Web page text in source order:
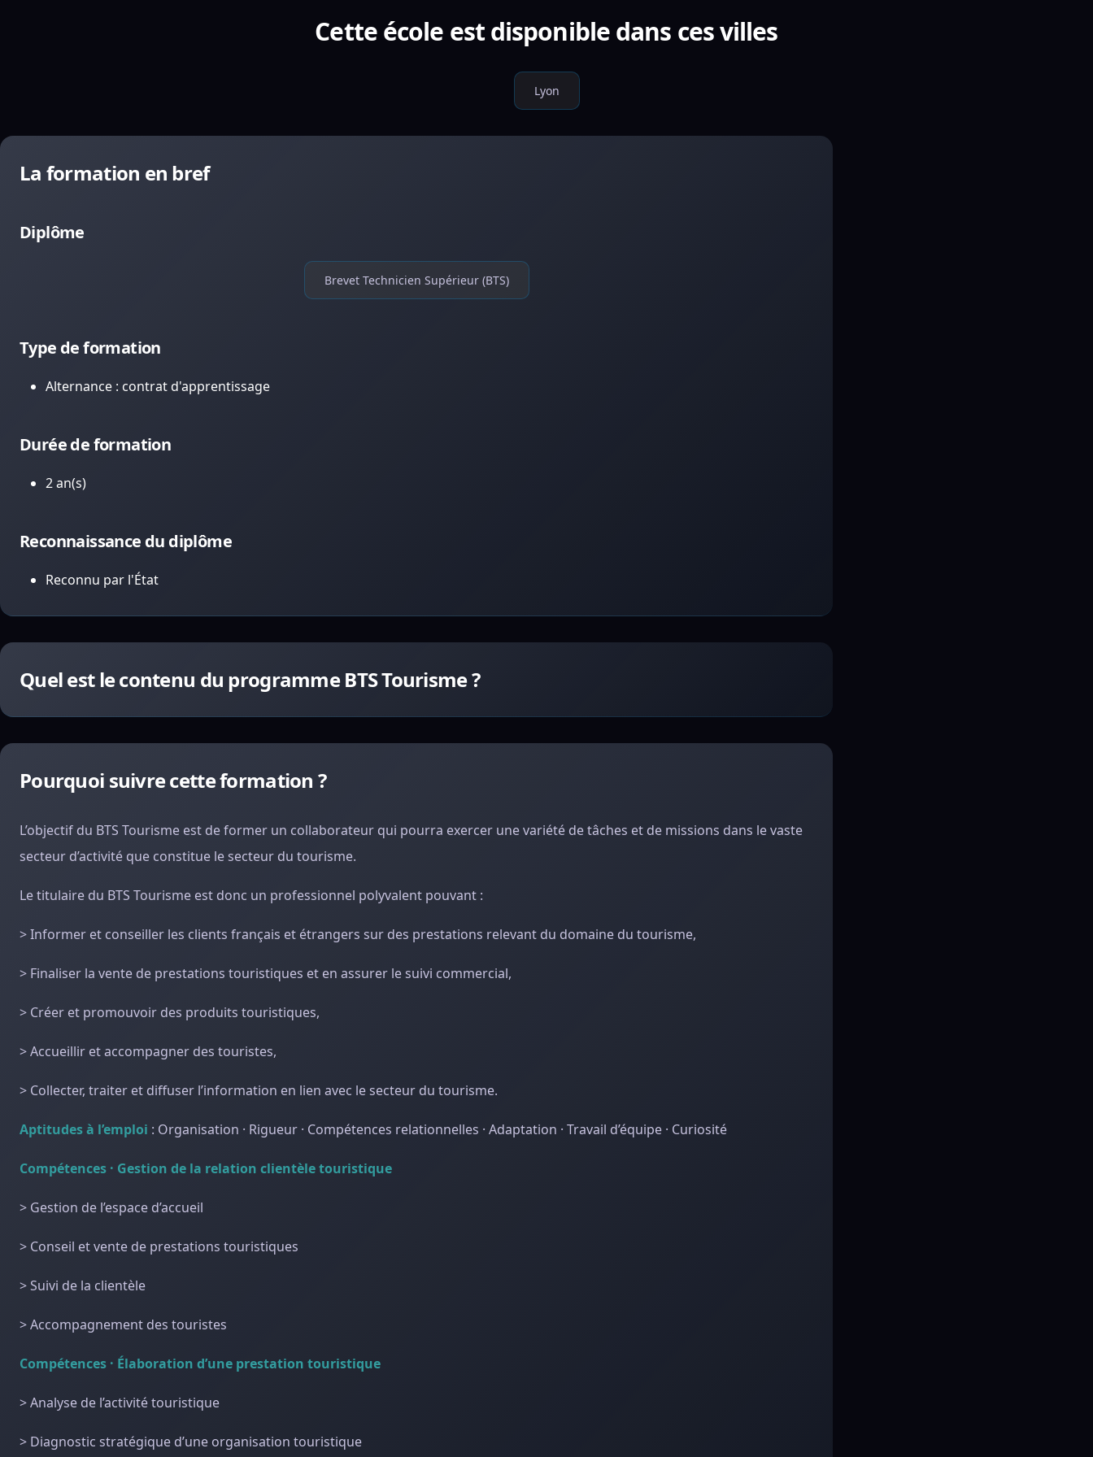
Cette école est disponible dans ces villes
Lyon
La formation en bref
Diplôme
Brevet Technicien Supérieur (BTS)
Type de formation
Alternance : contrat d'apprentissage
Durée de formation
2 an(s)
Reconnaissance du diplôme
Reconnu par l'État
Quel est le contenu du programme BTS Tourisme ?
Pourquoi suivre cette formation ?
L’objectif du BTS Tourisme est de former un collaborateur qui pourra exercer une variété de tâches et de missions dans le vaste
secteur d’activité que constitue le secteur du tourisme.
Le titulaire du BTS Tourisme est donc un professionnel polyvalent pouvant :
> Informer et conseiller les clients français et étrangers sur des prestations relevant du domaine du tourisme,
> Finaliser la vente de prestations touristiques et en assurer le suivi commercial,
> Créer et promouvoir des produits touristiques,
> Accueillir et accompagner des touristes,
> Collecter, traiter et diffuser l’information en lien avec le secteur du tourisme.
Aptitudes à l’emploi : Organisation · Rigueur · Compétences relationnelles · Adaptation · Travail d’équipe · Curiosité
Compétences · Gestion de la relation clientèle touristique
> Gestion de l’espace d’accueil
> Conseil et vente de prestations touristiques
> Suivi de la clientèle
> Accompagnement des touristes
Compétences · Élaboration d’une prestation touristique
> Analyse de l’activité touristique
> Diagnostic stratégique d’une organisation touristique